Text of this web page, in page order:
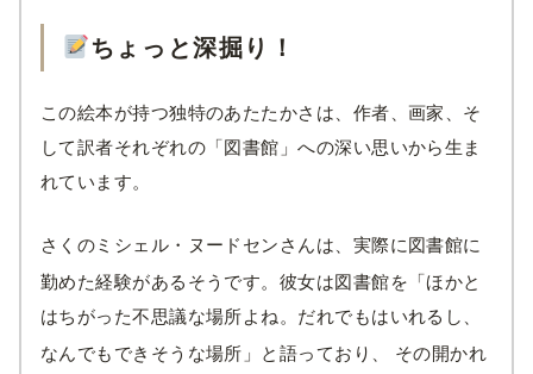
ちょっと深掘り！
この絵本が持つ独特のあたたかさは、作者、画家、そ
して訳者それぞれの「図書館」への深い思いから生ま
れています。
さくのミシェル・ヌードセンさんは、実際に図書館に
勤めた経験があるそうです。 彼女は図書館を「ほかと
はちがった不思議な場所よね。だれでもはいれるし、
なんでもできそうな場所」と語っており、
その開かれ